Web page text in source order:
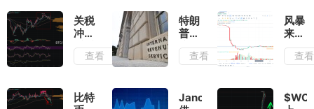
关税
冲击
后反
弹：
住
查看
特朗
普总
统签
署决
针对
查看
风暴
来袭
——
OM
分钟
查看
比特
Janover